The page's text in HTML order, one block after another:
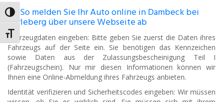
Umschalten auf hohe Kontraste
Schrift vergrößern
So melden Sie Ihr Auto online in Dambeck bei
Perleberg über unsere Webseite ab
Fahrzeugdaten eingeben: Bitte geben Sie zuerst die Daten ihres
Fahrzeugs auf der Seite ein. Sie benötigen das Kennzeichen
sowie Daten aus der Zulassungsbescheinigung Teil I
(Fahrzeugschein). Nur mir diesen Informationen können wir
Ihnen eine Online-Abmeldung ihres Fahrzeugs anbieten.
Identität verifizieren und Sicherheitscodes eingeben: Wir müssen